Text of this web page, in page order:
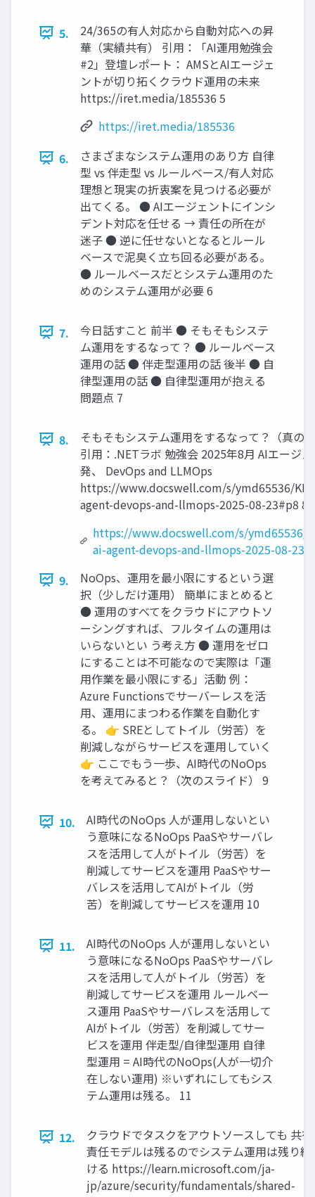
5.
24/365の有人対応から自動対応への昇
華（実績共有） 引用：「AI運用勉強会
#2」登壇レポート： AMSとAIエージェ
ントが切り拓くクラウド運用の未来
https://iret.media/185536 5
https://iret.media/185536
6.
さまざまなシステム運用のあり方 自律
型 vs 伴走型 vs ルールベース/有人対応
理想と現実の折衷案を見つける必要が
出てくる。 ● AIエージェントにインシ
デント対応を任せる → 責任の所在が
迷子 ● 逆に任せないとなるとルール
ベースで泥臭く立ち回る必要がある。
● ルールベースだとシステム運用のた
めのシステム運用が必要 6
7.
今日話すこと 前半 ● そもそもシステ
ム運用をするなって？ ● ルールベース
運用の話 ● 伴走型運用の話 後半 ● 自
律型運用の話 ● 自律型運用が抱える
問題点 7
8.
そもそもシステム運用をするなって？（真の
引用：.NETラボ 勉強会 2025年8月 AIエージ
発、 DevOps and LLMOps
https://www.docswell.com/s/ymd65536/
agent-devops-and-llmops-2025-08-23#p8 8
https://www.docswell.com/s/ymd65536/
ai-agent-devops-and-llmops-2025-08-
9.
NoOps、運用を最小限にするという選
択（少しだけ運用） 簡単にまとめると
● 運用のすべてをクラウドにアウトソ
ーシングすれば、フルタイムの運用は
いらないとい う考え方 ● 運用をゼロ
にすることは不可能なので実際は「運
用作業を最小限にする」活動 例：
Azure Functionsでサーバーレスを活
用、運用にまつわる作業を自動化す
る。 👉 SREとしてトイル（労苦）を
削減しながらサービスを運用していく
👉 ここでもう一歩、AI時代のNoOps
を考えてみると？（次のスライド） 9
10.
AI時代のNoOps 人が運用しないとい
う意味になるNoOps PaaSやサーバレ
スを活用して人がトイル（労苦）を
削減してサービスを運用 PaaSやサー
バレスを活用してAIがトイル（労
苦）を削減してサービスを運用 10
11.
AI時代のNoOps 人が運用しないとい
う意味になるNoOps PaaSやサーバレ
スを活用して人がトイル（労苦）を
削減してサービスを運用 ルールベー
ス運用 PaaSやサーバレスを活用して
AIがトイル（労苦）を削減してサー
ビスを運用 伴走型/自律型運用 自律
型運用 = AI時代のNoOps(人が一切介
在しない運用) ※いずれにしてもシス
テム運用は残る。 11
12.
クラウドでタスクをアウトソースしても 共有
責任モデルは残るのでシステム運用は残り続
ける https://learn.microsoft.com/ja-
jp/azure/security/fundamentals/shared-